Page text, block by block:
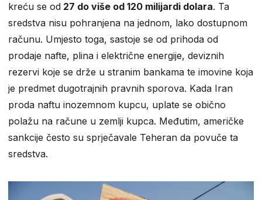
kreću se od 27 do više od 120 milijardi dolara. Ta
sredstva nisu pohranjena na jednom, lako dostupnom
računu. Umjesto toga, sastoje se od prihoda od
prodaje nafte, plina i električne energije, deviznih
rezervi koje se drže u stranim bankama te imovine koja
je predmet dugotrajnih pravnih sporova. Kada Iran
proda naftu inozemnom kupcu, uplate se obično
polažu na račune u zemlji kupca. Međutim, američke
sankcije često su sprječavale Teheran da povuče ta
sredstva.